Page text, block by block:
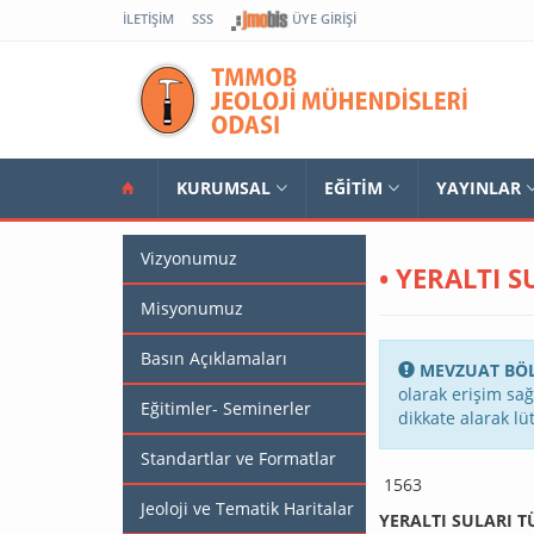
İLETIŞIM SSS ÜYE GIRIŞI
KURUMSAL EĞİTİM YAYINLAR
Vizyonumuz
Misyonumuz
Basın Açıklamaları
Eğitimler- Seminerler
Standartlar ve Formatlar
Jeoloji ve Tematik Haritalar
• YERALTI
MEVZUAT
olarak erişim
dikkate alarak
1563
YERALTI SULARI